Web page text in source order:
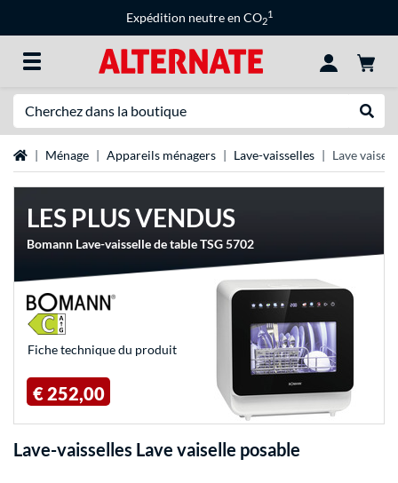
Expédition neutre en CO2
1
Page d'accueil
Ménage Appareils ménagers Lave-vaisselles Lave
LES PLUS VENDUS
Bomann Lave-vaisselle de table TSG 5702
Fiche technique du produit
€ 252,00
Lave-vaisselles Lave vaiselle posable